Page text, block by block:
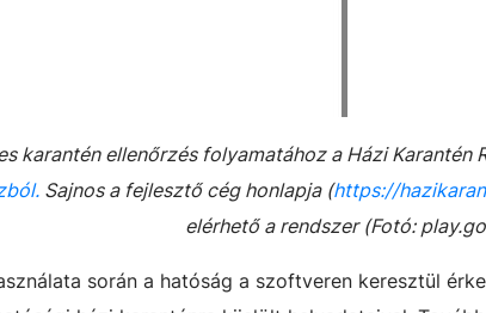
karantén ellenőrzés folyamatához a Házi Karantén
Sajnos a fejlesztő cég honlapja (https://
elérhető a rendszer (Fotó:
során a hatóság a szoftveren keresztül